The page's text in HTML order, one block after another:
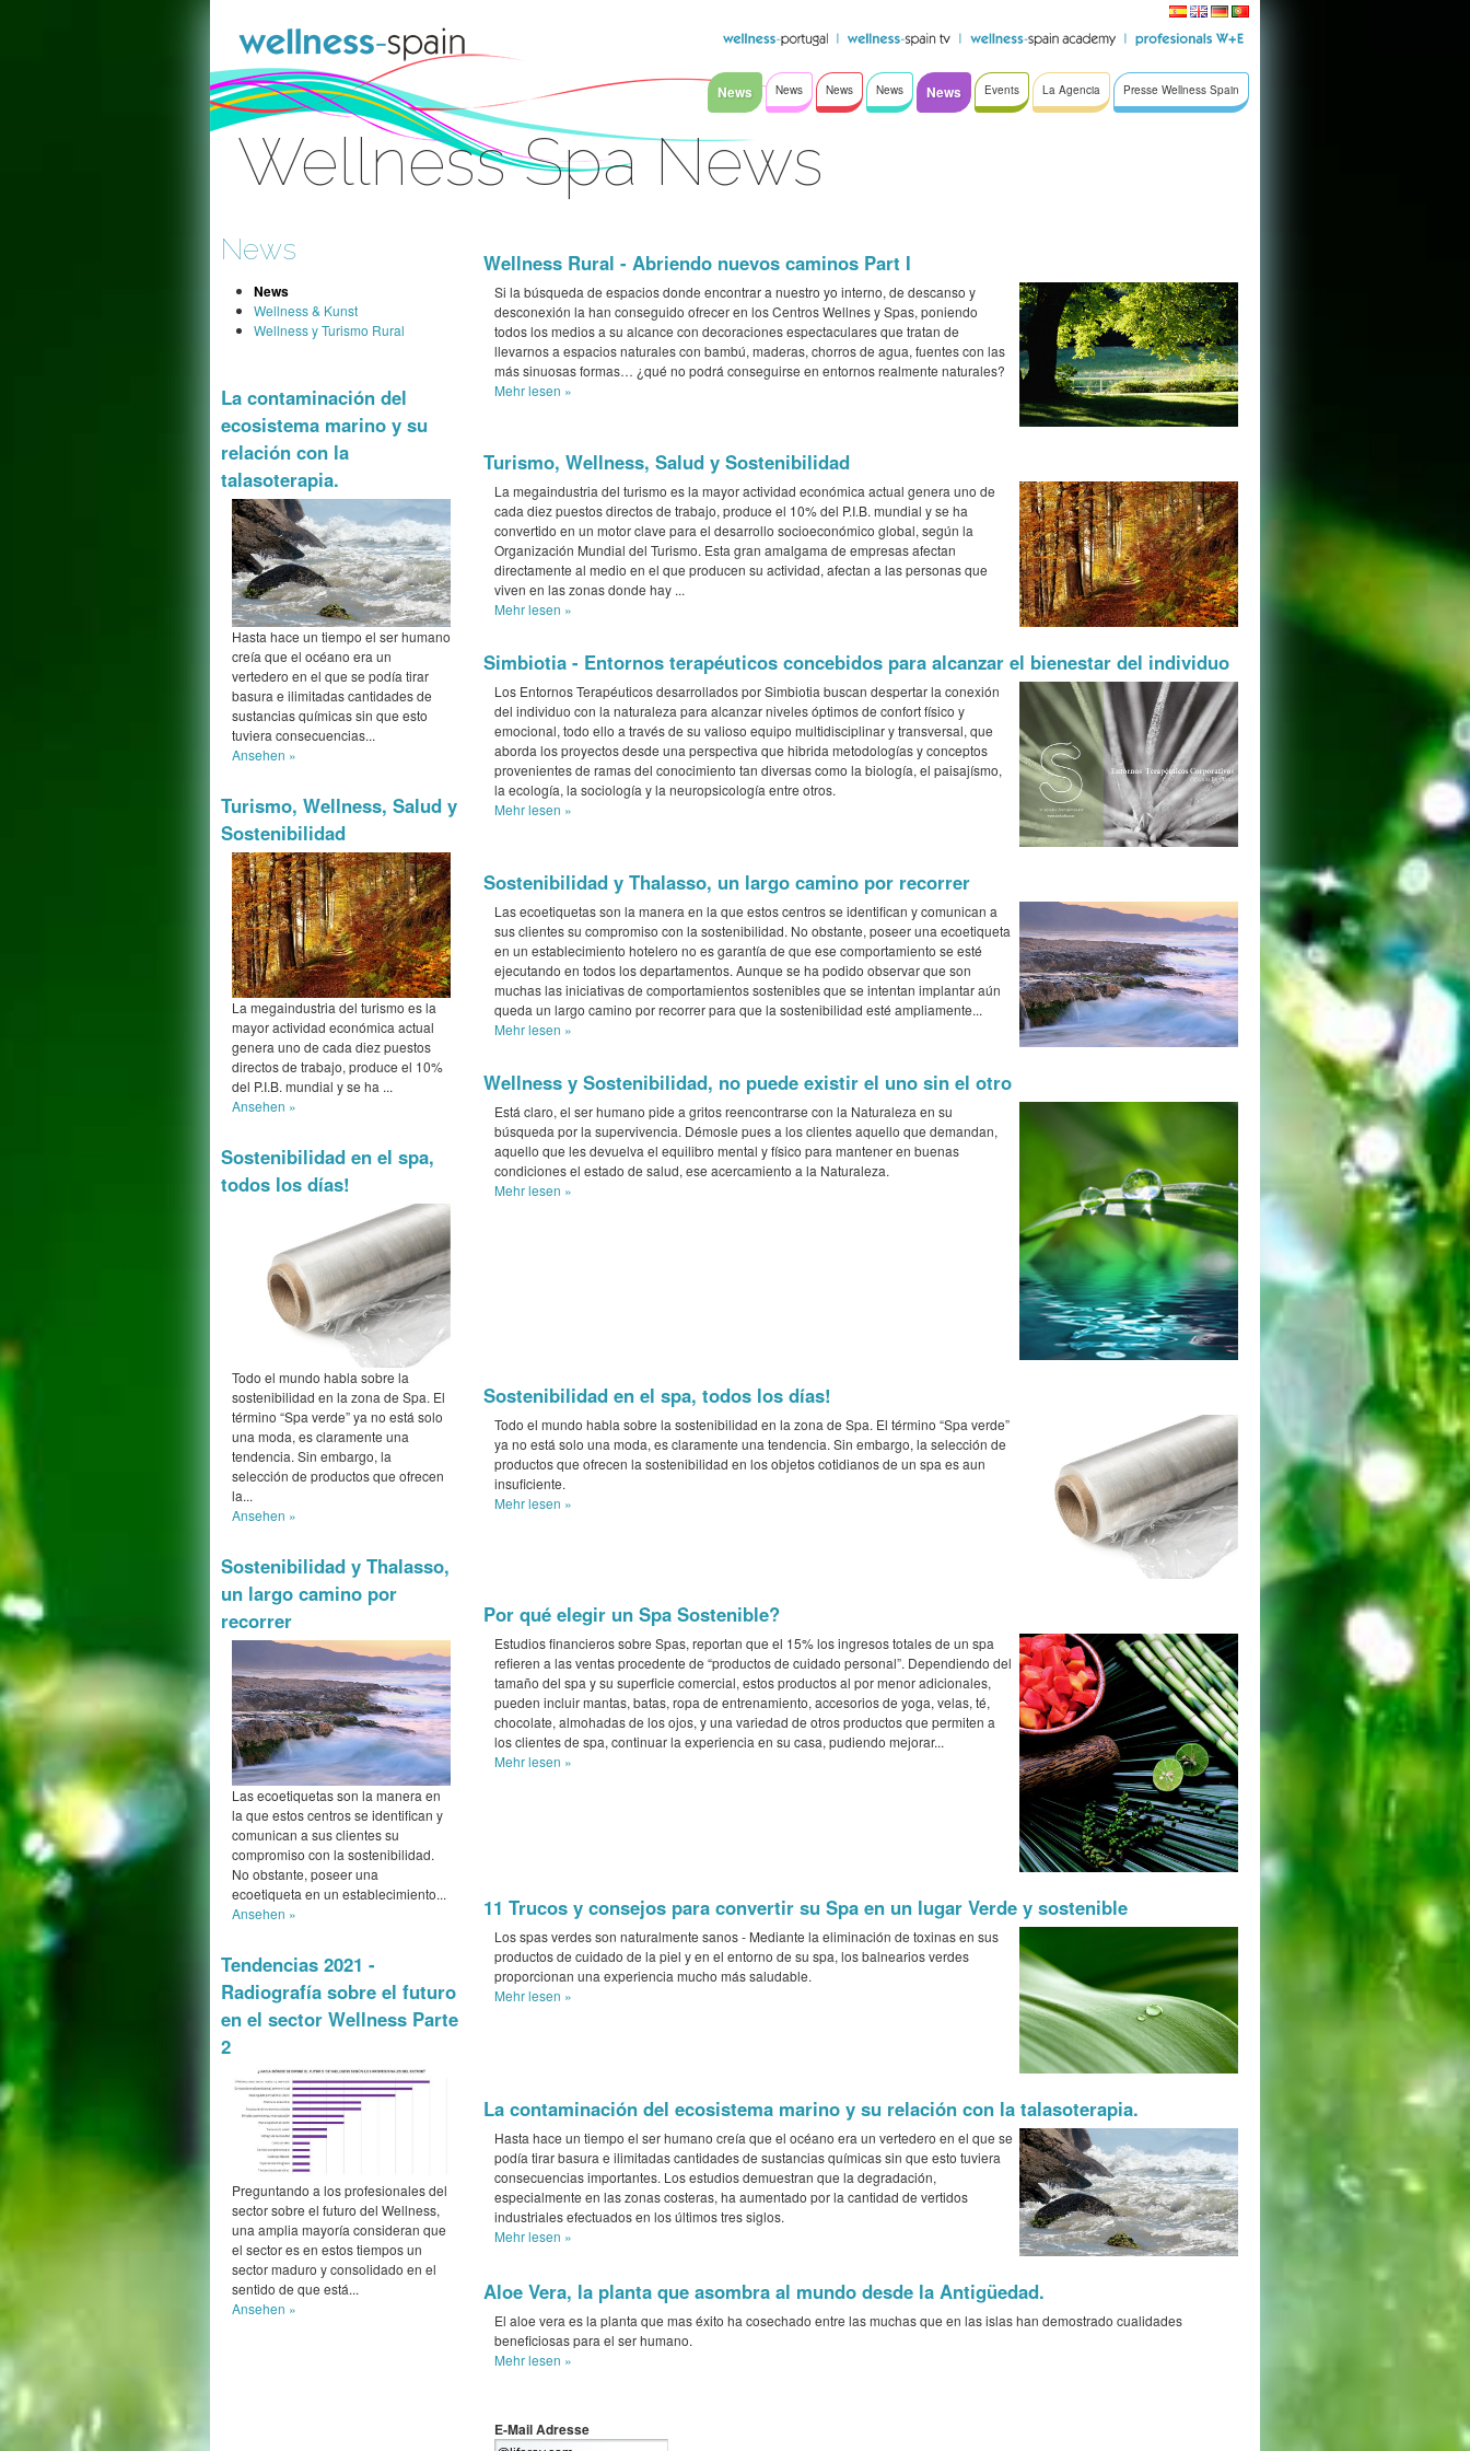
News News News News News Events La Agencia Presse Wellness Spain
Wellness Spa News
News
News
Wellness & Kunst
Wellness y Turismo Rural
La contaminación del
ecosistema marino y su
relación con la
talasoterapia.
Hasta hace un tiempo el ser humano
creía que el océano era un
vertedero en el que se podía tirar
basura e ilimitadas cantidades de
sustancias químicas sin que esto
tuviera consecuencias...
Ansehen »
Turismo, Wellness, Salud y
Sostenibilidad
La megaindustria del turismo es la
mayor actividad económica actual
genera uno de cada diez puestos
directos de trabajo, produce el 10%
del P.I.B. mundial y se ha ...
Ansehen »
Sostenibilidad en el spa,
todos los días!
Todo el mundo habla sobre la
sostenibilidad en la zona de Spa. El
término “Spa verde” ya no está solo
una moda, es claramente una
tendencia. Sin embargo, la
selección de productos que ofrecen
la...
Ansehen »
Sostenibilidad y Thalasso,
un largo camino por
recorrer
Las ecoetiquetas son la manera en
la que estos centros se identifican y
comunican a sus clientes su
compromiso con la sostenibilidad.
No obstante, poseer una
ecoetiqueta en un establecimiento...
Ansehen »
Tendencias 2021 -
Radiografía sobre el futuro
en el sector Wellness Parte
2
Preguntando a los profesionales del
sector sobre el futuro del Wellness,
una amplia mayoría consideran que
el sector es en estos tiempos un
sector maduro y consolidado en el
sentido de que está...
Ansehen »
Wellness Rural - Abriendo nuevos caminos Part I
Si la búsqueda de espacios donde encontrar a nuestro yo interno, de descanso y
desconexión la han conseguido ofrecer en los Centros Wellnes y Spas, poniendo
todos los medios a su alcance con decoraciones espectaculares que tratan de
llevarnos a espacios naturales con bambú, maderas, chorros de agua, fuentes con las
más sinuosas formas… ¿qué no podrá conseguirse en entornos realmente naturales?
Mehrlesen »
Turismo, Wellness, Salud y Sostenibilidad
La megaindustria del turismo es la mayor actividad económica actual genera uno de
cada diez puestos directos de trabajo, produce el 10% del P.I.B. mundial y se ha
convertido en un motor clave para el desarrollo socioeconómico global, según la
Organización Mundial del Turismo. Esta gran amalgama de empresas afectan
directamente al medio en el que producen su actividad, afectan a las personas que
viven en las zonas donde hay ...
Mehrlesen »
Simbiotia - Entornos terapéuticos concebidos para alcanzar el bienestar del individuo
Los Entornos Terapéuticos desarrollados por Simbiotia buscan despertar la conexión
del individuo con la naturaleza para alcanzar niveles óptimos de confort físico y
emocional, todo ello a través de su valioso equipo multidisciplinar y transversal, que
aborda los proyectos desde una perspectiva que hibrida metodologías y conceptos
provenientes de ramas del conocimiento tan diversas como la biología, el paisajísmo,
la ecología, la sociología y la neuropsicología entre otros.
Mehrlesen »
Sostenibilidad y Thalasso, un largo camino por recorrer
Las ecoetiquetas son la manera en la que estos centros se identifican y comunican a
sus clientes su compromiso con la sostenibilidad. No obstante, poseer una ecoetiqueta
en un establecimiento hotelero no es garantía de que ese comportamiento se esté
ejecutando en todos los departamentos. Aunque se ha podido observar que son
muchas las iniciativas de comportamientos sostenibles que se intentan implantar aún
queda un largo camino por recorrer para que la sostenibilidad esté ampliamente...
Mehrlesen »
Wellness y Sostenibilidad, no puede existir el uno sin el otro
Está claro, el ser humano pide a gritos reencontrarse con la Naturaleza en su
búsqueda por la supervivencia. Démosle pues a los clientes aquello que demandan,
aquello que les devuelva el equilibro mental y físico para mantener en buenas
condiciones el estado de salud, ese acercamiento a la Naturaleza.
Mehrlesen »
Sostenibilidad en el spa, todos los días!
Todo el mundo habla sobre la sostenibilidad en la zona de Spa. El término “Spa verde”
ya no está solo una moda, es claramente una tendencia. Sin embargo, la selección de
productos que ofrecen la sostenibilidad en los objetos cotidianos de un spa es aun
insuficiente.
Mehrlesen »
Por qué elegir un Spa Sostenible?
Estudios financieros sobre Spas, reportan que el 15% los ingresos totales de un spa
refieren a las ventas procedente de “productos de cuidado personal”. Dependiendo del
tamaño del spa y su superficie comercial, estos productos al por menor adicionales,
pueden incluir mantas, batas, ropa de entrenamiento, accesorios de yoga, velas, té,
chocolate, almohadas de los ojos, y una variedad de otros productos que permiten a
los clientes de spa, continuar la experiencia en su casa, pudiendo mejorar...
Mehrlesen »
11 Trucos y consejos para convertir su Spa en un lugar Verde y sostenible
Los spas verdes son naturalmente sanos - Mediante la eliminación de toxinas en sus
productos de cuidado de la piel y en el entorno de su spa, los balnearios verdes
proporcionan una experiencia mucho más saludable.
Mehrlesen »
La contaminación del ecosistema marino y su relación con la talasoterapia.
Hasta hace un tiempo el ser humano creía que el océano era un vertedero en el que se
podía tirar basura e ilimitadas cantidades de sustancias químicas sin que esto tuviera
consecuencias importantes. Los estudios demuestran que la degradación,
especialmente en las zonas costeras, ha aumentado por la cantidad de vertidos
industriales efectuados en los últimos tres siglos.
Mehrlesen »
Aloe Vera, la planta que asombra al mundo desde la Antigüedad.
El aloe vera es la planta que mas éxito ha cosechado entre las muchas que en las islas han demostrado cualidades
beneficiosas para el ser humano.
Mehrlesen »
E-Mail Adresse